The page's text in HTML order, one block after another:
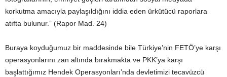
korkutma amacıyla paylaşıldığını iddia eden ürkütücü raporlara
atıfta bulunur.” (Rapor Mad. 24)
Buraya koyduğumuz bir maddesinde bile Türkiye’nin FETÖ’ye karşı
operasyonlarını zan altında bırakmakta ve PKK’ya karşı
başlattığımız Hendek Operasyonları’nda devletimizi tecavüzcü